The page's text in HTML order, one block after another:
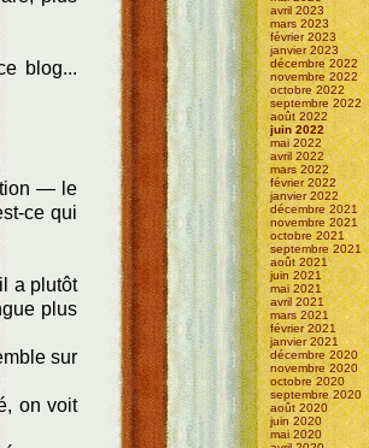
blog...
— le
ce qui
a plutôt
plus
sur
on voit
avril 2023
mars 2023
février 2023
janvier 2023
décembre 2022
novembre 2022
octobre 2022
septembre 2022
août 2022
juin 2022
mai 2022
avril 2022
mars 2022
février 2022
janvier 2022
décembre 2021
novembre 2021
octobre 2021
septembre 2021
août 2021
juin 2021
mai 2021
avril 2021
mars 2021
février 2021
janvier 2021
décembre 2020
novembre 2020
octobre 2020
septembre 2020
août 2020
juin 2020
mai 2020